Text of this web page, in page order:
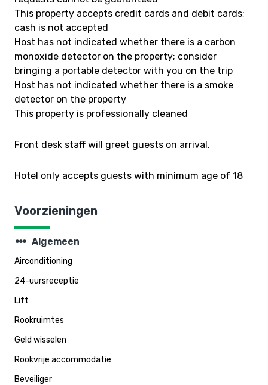
This property accepts credit cards and debit cards;
cash is not accepted
Host has not indicated whether there is a carbon
monoxide detector on the property; consider
bringing a portable detector with you on the trip
Host has not indicated whether there is a smoke
detector on the property
This property is professionally cleaned
Front desk staff will greet guests on arrival.
Hotel only accepts guests with minimum age of 18
Voorzieningen
steppers Algemeen
Airconditioning
24-uursreceptie
Lift
Rookruimtes
Geld wisselen
Rookvrije accommodatie
Beveiliger